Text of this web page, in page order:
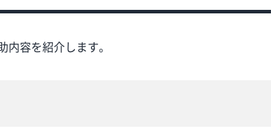
容を紹介します。